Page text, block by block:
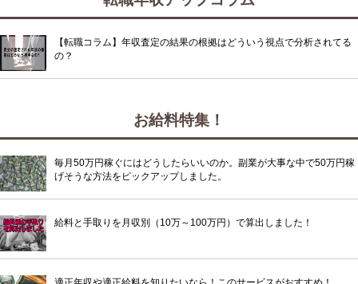
【転職コラム】年収査定の結果の根拠はどういう視点で分析されてる
の？
お給料特集！
毎月50万円稼ぐにはどうしたらいいのか。副業が大事な中で50万円稼
げそうな方法をピックアップしました。
給料と手取りを月収別（10万～100万円）で算出しました！